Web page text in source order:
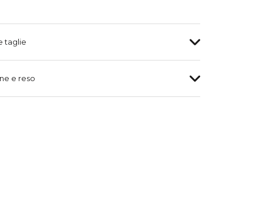
taglie
e reso